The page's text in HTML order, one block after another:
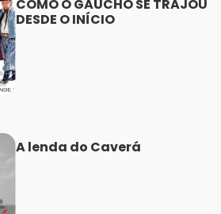
COMO O GAÚCHO SE TRAJOU
DESDE O INÍCIO
A lenda do Caverá